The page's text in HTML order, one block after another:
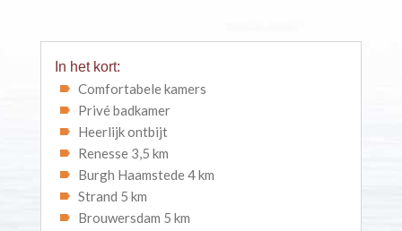
In het kort:
Comfortabele kamers
Privé badkamer
Heerlijk ontbijt
Renesse 3,5 km
Burgh Haamstede 4 km
Strand 5 km
Brouwersdam 5 km